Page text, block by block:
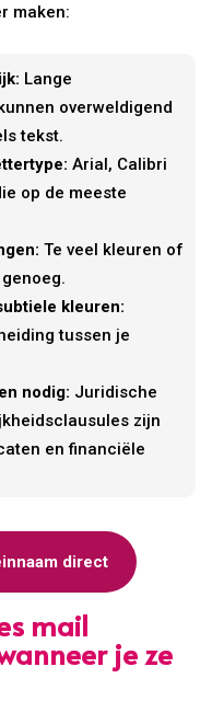
maken:
Lange
overweldigend
tekst.
Arial, Calibri
op de meeste
Te veel kleuren of
kleuren:
tussen je
nodig: Juridische
zijn
en financiële
direct
mail
je ze